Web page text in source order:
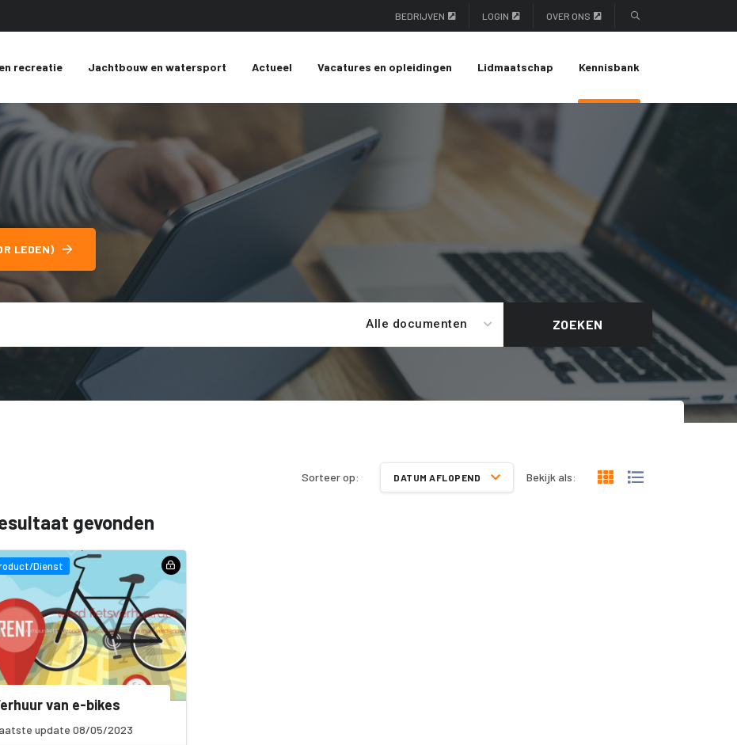
BEDRIJVEN LOGIN OVER ONS
recreatie Jachtbouw en watersport Actueel Vacatures en opleidingen Lidmaatschap Kennisbank
LEDEN)
Alle documenten ZOEKEN
Sorteer op: DATUM AFLOPEND Bekijk als:
gevonden
Dienst
van e-bikes
update 08/05/2023